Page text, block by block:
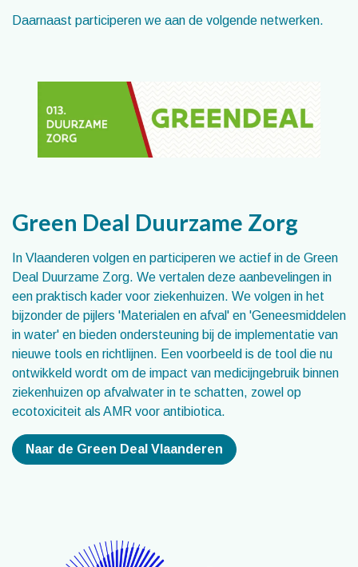
Daarnaast participeren we aan de volgende netwerken.
Green Deal Duurzame Zorg
In Vlaanderen volgen en participeren we actief in de Green
Deal Duurzame Zorg. We vertalen deze aanbevelingen in
een praktisch kader voor ziekenhuizen. We volgen in het
bijzonder de pijlers 'Materialen en afval' en 'Geneesmiddelen
in water' en bieden ondersteuning bij de implementatie van
nieuwe tools en richtlijnen. Een voorbeeld is de tool die nu
ontwikkeld wordt om de impact van medicijngebruik binnen
ziekenhuizen op afvalwater in te schatten, zowel op
ecotoxiciteit als AMR voor antibiotica.
Naar de Green Deal Vlaanderen